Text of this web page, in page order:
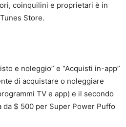
coinquilini e proprietari è in
Store.
e noleggio” e “Acquisti in-app”
di acquistare o noleggiare
TV e app) e il secondo
$ 500 per Super Power Puffo